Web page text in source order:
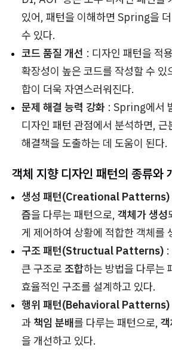
있어, 패턴을 이해하면 Spring을
수 있다.
코드 품질 개선 : 디자인 패턴을 적
확장성이 높은 코드를 작성할 수
합이 더욱 자연스러워진다.
문제 해결 능력 강화 : Spring에서
디자인 패턴 관점에서 분석하면, 근
해결책을 도출하는 데 도움이 된다.
객체 지향 디자인 패턴의 종류와
생성 패턴(Creational Patterns)
즘을 다루는 패턴으로, 객체가 생성
게 제어하여 상황에 적합한 객체를
구조 패턴(Structual Patterns) :
큰 구조로 조합하는 방법을 다루는
효율적인 구조를 설계하고 있다.
행위 패턴(Behavioral Patterns)
과 책임 분배를 다루는 패턴으로,
을 개선하고 있다.